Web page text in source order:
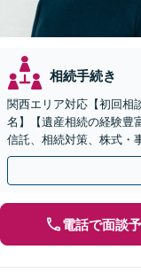
相続手続き
関西エリア対応【初回相
名】【遺産相続の経験豊
信託、相続対策、株式・
対応実績。【バリアフリ
電話で面談